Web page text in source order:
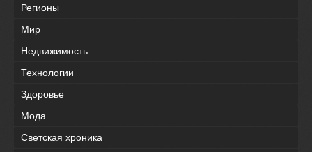
Регионы
Мир
Недвижимость
Технологии
Здоровье
Мода
Светская хроника